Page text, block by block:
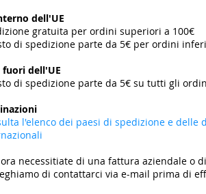
dell'UE
gratuita per ordini superiori a 100€
di spedizione parte da 5€ per ordini
fuori dell'UE
di spedizione parte da 5€ su tutti gli
l'elenco dei paesi di spedizione e delle
necessitiate di una fattura aziendale o
di contattarci via e-mail prima di